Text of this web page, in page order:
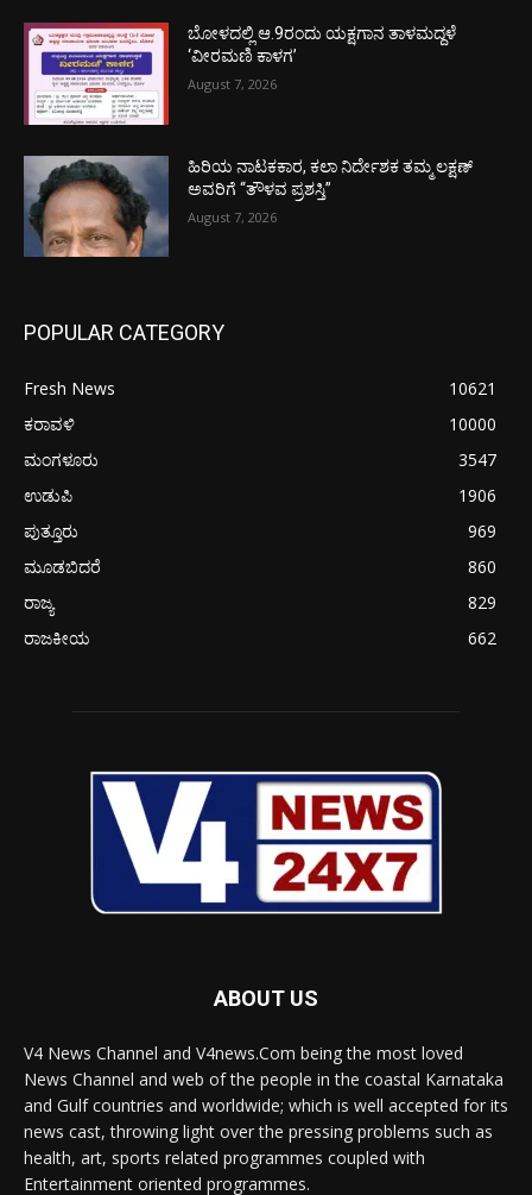
ಬೋಳದಲ್ಲಿ ಆ.9ರಂದು ಯಕ್ಷಗಾನ ತಾಳಮದ್ದಳೆ
‘ವೀರಮಣಿ ಕಾಳಗ’
August 7, 2026
ಹಿರಿಯ ನಾಟಕಕಾರ, ಕಲಾ ನಿರ್ದೇಶಕ ತಮ್ಮ ಲಕ್ಷಣ್
ಅವರಿಗೆ “ತೌಳವ ಪ್ರಶಸ್ತಿ”
August 7, 2026
POPULAR CATEGORY
Fresh News
10621
ಕರಾವಳಿ
10000
ಮಂಗಳೂರು
3547
ಉಡುಪಿ
1906
ಪುತ್ತೂರು
969
ಮೂಡಬಿದರೆ
860
ರಾಜ್ಯ
829
ರಾಜಕೀಯ
662
ABOUT US
V4 News Channel and V4news.Com being the most loved
News Channel and web of the people in the coastal Karnataka
and Gulf countries and worldwide; which is well accepted for its
news cast, throwing light over the pressing problems such as
health, art, sports related programmes coupled with
Entertainment oriented programmes.